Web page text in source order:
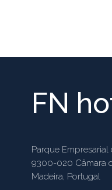
FN
Parque
9300-020 Câmara
Madeira, Portugal